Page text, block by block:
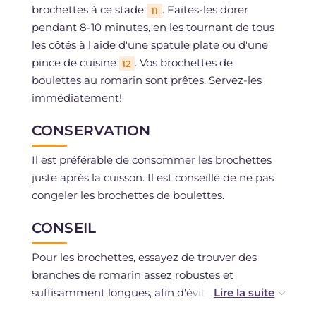
brochettes à ce stade
11 . Faites-les dorer
pendant 8-10 minutes, en les tournant de tous
les côtés à l'aide d'une spatule plate ou d'une
pince de cuisine 12 . Vos brochettes de
boulettes au romarin sont prêtes. Servez-les
immédiatement!
CONSERVATION
Il est préférable de consommer les brochettes
juste après la cuisson. Il est conseillé de ne pas
congeler les brochettes de boulettes.
CONSEIL
Pour les brochettes, essayez de trouver des
branches de romarin assez robustes et
suffisamment longues, afin d'éviter qu'elles ne